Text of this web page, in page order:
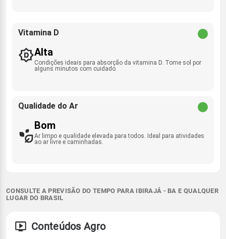
Vitamina D
Alta
Condições ideais para absorção da vitamina D. Tome sol por
alguns minutos com cuidado.
Qualidade do Ar
Bom
Ar limpo e qualidade elevada para todos. Ideal para atividades
ao ar livre e caminhadas.
CONSULTE A PREVISÃO DO TEMPO PARA IBIRAJÁ - BA E QUALQUER
LUGAR DO BRASIL
Conteúdos Agro